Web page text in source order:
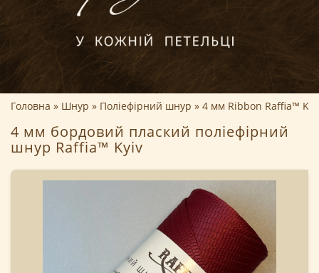
Головна Шнур Поліефірний шнур 4 мм Ribbon Raffia™
4 мм бордовий плаский поліефірний
шнур Raffia™ Kyiv